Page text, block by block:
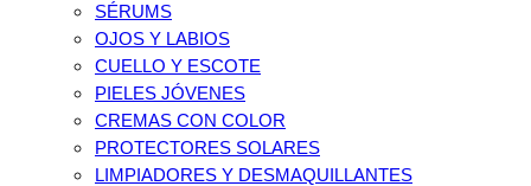
SÉRUMS
OJOS Y LABIOS
CUELLO Y ESCOTE
PIELES JÓVENES
CREMAS CON COLOR
PROTECTORES SOLARES
LIMPIADORES Y DESMAQUILLANTES